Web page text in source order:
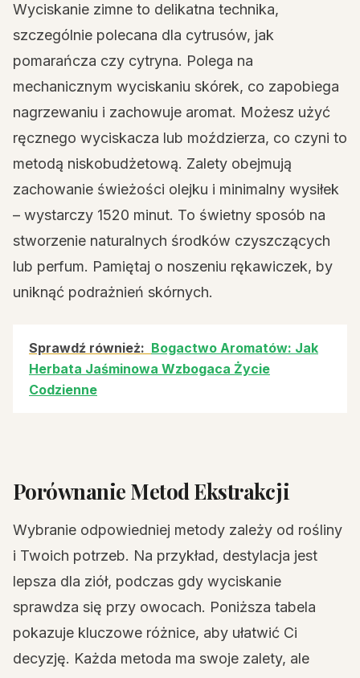
Wyciskanie zimne to delikatna technika,
szczególnie polecana dla cytrusów, jak
pomarańcza czy cytryna. Polega na
mechanicznym wyciskaniu skórek, co zapobiega
nagrzewaniu i zachowuje aromat. Możesz użyć
ręcznego wyciskacza lub moździerza, co czyni to
metodą niskobudżetową. Zalety obejmują
zachowanie świeżości olejku i minimalny wysiłek
– wystarczy 1520 minut. To świetny sposób na
stworzenie naturalnych środków czyszczących
lub perfum. Pamiętaj o noszeniu rękawiczek, by
uniknąć podrażnień skórnych.
Sprawdź również: Bogactwo Aromatów: Jak
Herbata Jaśminowa Wzbogaca Życie
Codzienne
Porównanie Metod Ekstrakcji
Wybranie odpowiedniej metody zależy od rośliny
i Twoich potrzeb. Na przykład, destylacja jest
lepsza dla ziół, podczas gdy wyciskanie
sprawdza się przy owocach. Poniższa tabela
pokazuje kluczowe różnice, aby ułatwić Ci
decyzję. Każda metoda ma swoje zalety, ale